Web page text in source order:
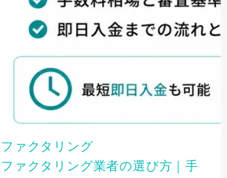
ファクタリング
ファクタリング業者の選び方｜手